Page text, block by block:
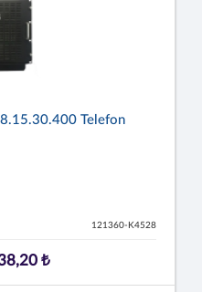
Telefon
121360-K4528
₺